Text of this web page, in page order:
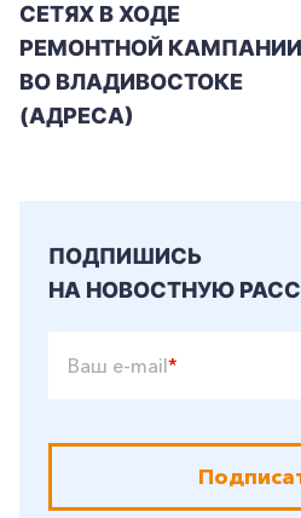
СЕТЯХ В ХОДЕ
РЕМОНТНОЙ КАМПАНИИ
ВО ВЛАДИВОСТОКЕ
(АДРЕСА)
ПОДПИШИСЬ
НА НОВОСТНУЮ
Ваш e-mail*